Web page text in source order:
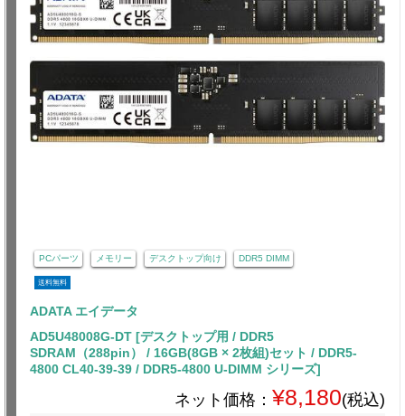
PCパーツ メモリー デスクトップ向け DDR5 DIMM
送料無料
ADATA エイデータ
AD5U48008G-DT [デスクトップ用 / DDR5
SDRAM（288pin） / 16GB(8GB × 2枚組)セット / DDR5-
4800 CL40-39-39 / DDR5-4800 U-DIMM シリーズ]
ネット価格： ¥8,180(税込)